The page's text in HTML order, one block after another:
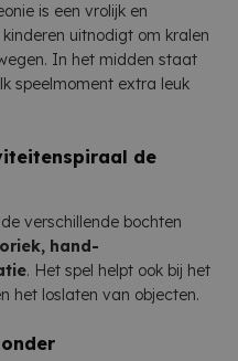
is een vrolijk en
uitnodigt om kralen
In het midden staat
speelmoment extra leuk
de
verschillende bochten
hand-
. Het spel helpt ook bij het
het loslaten van objecten.